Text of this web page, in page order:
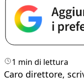
1 min di lettura
Caro direttore,